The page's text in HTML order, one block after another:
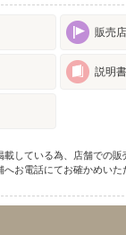
販売
説明書
載している為、店舗での
へお電話にてお確かめいた